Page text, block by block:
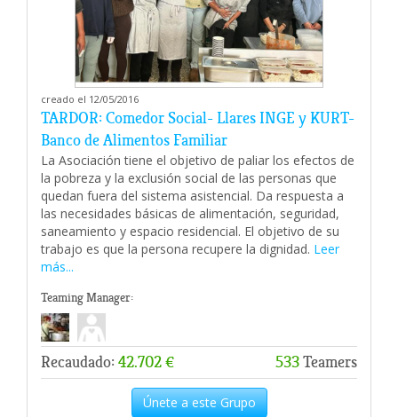
creado el 12/05/2016
TARDOR: Comedor Social- Llares INGE y KURT-
Banco de Alimentos Familiar
La Asociación tiene el objetivo de paliar los efectos de
la pobreza y la exclusión social de las personas que
quedan fuera del sistema asistencial. Da respuesta a
las necesidades básicas de alimentación, seguridad,
saneamiento y espacio residencial. El objetivo de su
trabajo es que la persona recupere la dignidad. Leer
más...
Teaming Manager:
Recaudado: 42.702 € 533Teamers
Únete a este Grupo